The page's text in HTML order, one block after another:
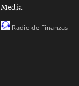
Media
Radio de Finanzas